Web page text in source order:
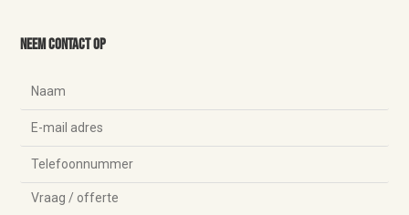
Neem contact op